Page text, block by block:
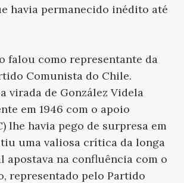
havia permanecido inédito até
falou como representante da
Comunista do Chile.
virada de González Videla
em 1946 com o apoio
lhe havia pego de surpresa em
uma valiosa crítica da longa
apostava na confluência com o
representado pelo Partido